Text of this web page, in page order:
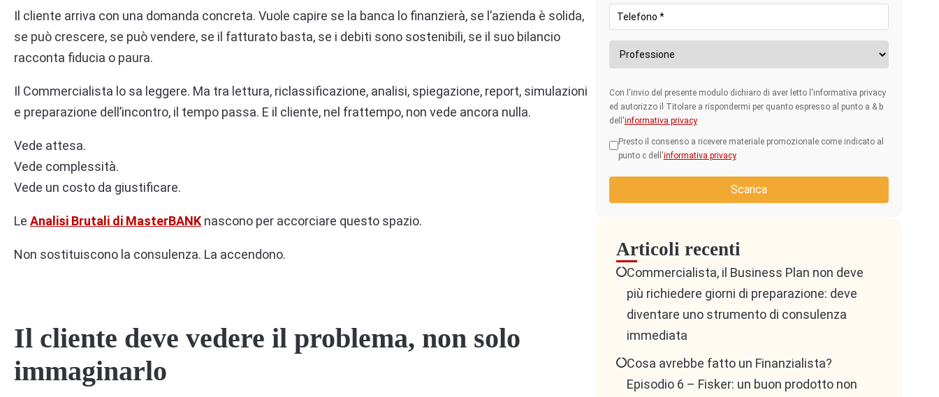
Il cliente arriva con una domanda concreta. Vuole capire se la banca lo finanzierà, se l’azienda è solida,
se può crescere, se può vendere, se il fatturato basta, se i debiti sono sostenibili, se il suo bilancio
racconta fiducia o paura.
Il Commercialista lo sa leggere. Ma tra lettura, riclassificazione, analisi, spiegazione, report, simulazioni
e preparazione dell’incontro, il tempo passa. E il cliente, nel frattempo, non vede ancora nulla.
Vede attesa.
Vede complessità.
Vede un costo da giustificare.
Le Analisi Brutali di MasterBANK nascono per accorciare questo spazio.
Non sostituiscono la consulenza. La accendono.
Il cliente deve vedere il problema, non solo
immaginarlo
Con l'invio del presente modulo dichiaro di aver letto l'informativa privacy
ed autorizzo il Titolare a rispondermi per quanto espresso al punto a & b
dell'informativa privacy
Presto il consenso a ricevere materiale promozionale come indicato al
punto c dell'informativa privacy
Scarica
Articoli recenti
Commercialista, il Business Plan non deve
più richiedere giorni di preparazione: deve
diventare uno strumento di consulenza
immediata
Cosa avrebbe fatto un Finanzialista?
Episodio 6 – Fisker: un buon prodotto non